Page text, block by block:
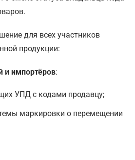
для всех участников
продукции:
и импортёров:
УПД с кодами продавцу;
маркировки о перемещении